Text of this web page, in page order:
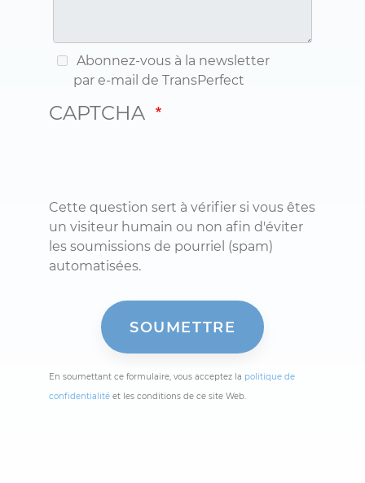
Abonnez-vous à la newsletter
par e-mail de TransPerfect
CAPTCHA
Cette question sert à vérifier si vous êtes
un visiteur humain ou non afin d'éviter
les soumissions de pourriel (spam)
automatisées.
En soumettant ce formulaire, vous acceptez la politique de
confidentialité et les conditions de ce site Web.